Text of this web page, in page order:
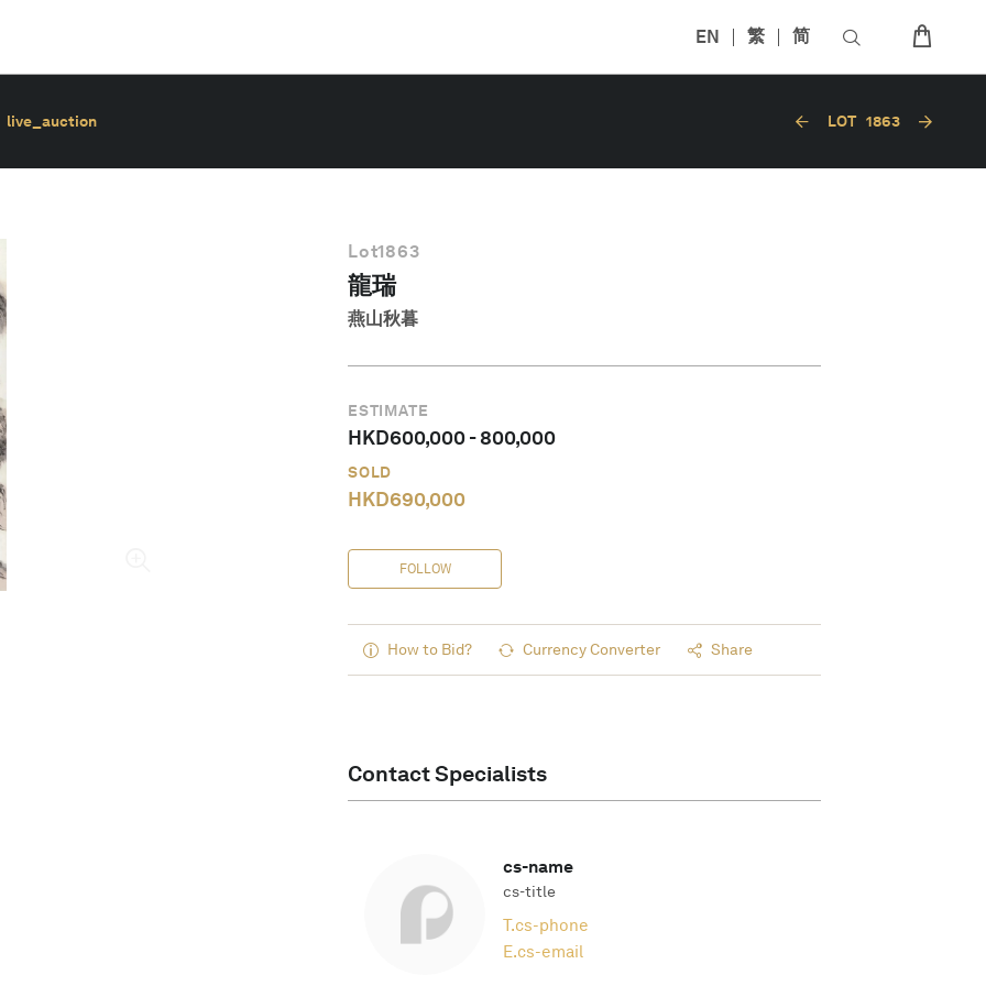
EN 繁 简
live_auction LOT 1863
Lot1863
龍瑞
燕山秋暮
ESTIMATE
HKD600,000-800,000
SOLD
HKD690,000
FOLLOW
How to Bid? Currency Converter Share
Contact Specialists
cs-name
cs-title
T.cs-phone
E.cs-email